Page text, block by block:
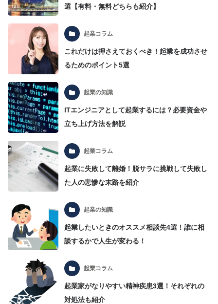
選【有料・無料どちらも紹介】
起業コラム
これだけは押さえておくべき！起業を成功させ
るためのポイント5選
起業の知識
ITエンジニアとして起業するには？必要資金や
立ち上げ方法を解説
起業コラム
起業に失敗して離婚！脱サラに挑戦して失敗し
た人の悲惨な末路を紹介
起業の知識
起業したいときのオススメ相談先4選！誰に相
談するかで人生が変わる！
起業コラム
起業家がなりやすい精神疾患3選！それぞれの
対処法も紹介